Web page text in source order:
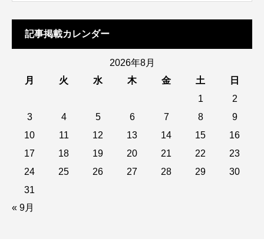
記事掲載カレンダー
2026年8月
月
火 水 木 金 土
日
1
2
3
4 5 6 7 8
9
10
11 12 13 14 15
16
17
18 19 20 21 22
23
24
25 26 27 28 29
30
31
« 9月